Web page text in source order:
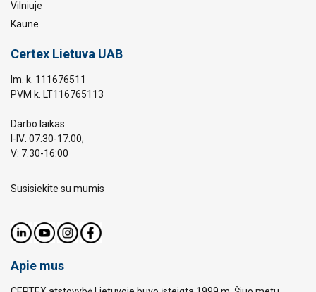
Vilniuje
Kaune
Certex Lietuva UAB
Im. k. 111676511
PVM k. LT116765113
Darbo laikas:
I-IV: 07:30-17:00;
V: 7.30-16:00
Susisiekite su mumis
Apie mus